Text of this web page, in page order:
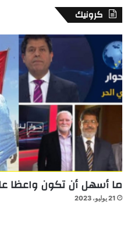
كرونيك
ما أسهل أن تكون واعظا
21 يوليو، 2023